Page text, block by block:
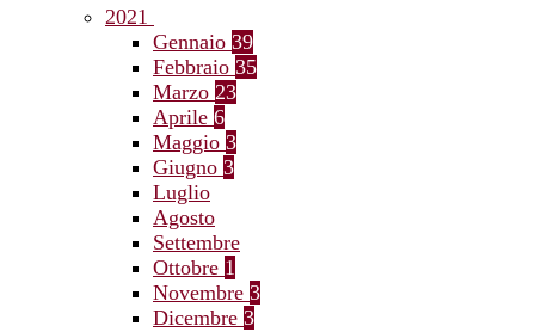
2021
Gennaio 39
Febbraio 35
Marzo 23
Aprile 6
Maggio 3
Giugno 3
Luglio
Agosto
Settembre
Ottobre 1
Novembre 3
Dicembre 3